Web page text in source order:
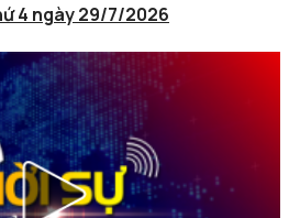
4 ngày 29/7/2026